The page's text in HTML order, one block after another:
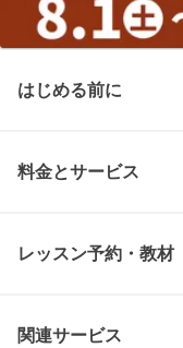
はじめる前に
料金とサービス
レッスン予約・教材
関連サービス